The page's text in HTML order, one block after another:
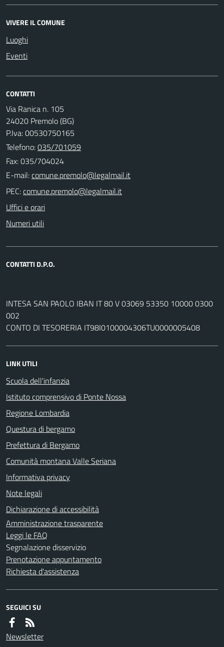
VIVERE IL COMUNE
Luoghi
Eventi
CONTATTI
Via Ranica n. 105
24020 Premolo (BG)
P.Iva: 00530750165
Telefono:035/701059
Fax: 035/704024
E-mail:
PEC:
Uffici e orari
Numeri utili
CONTATTI D.P.O.
INTESA SAN PAOLO IBAN IT 80 V 03069 53350 10000 0300
002
CONTO DI TESORERIA IT98I0100004306TU0000005408
LINK UTILI
Scuola dell'infanzia
Istituto comprensivo di Ponte Nossa
Regione Lombardia
Questura di bergamo
Prefettura di Bergamo
Comunità montana Valle Seriana
Informativa privacy
Note legali
Dichiarazione di accessibilità
Amministrazione trasparente
Leggi le FAQ
Segnalazione disservizio
Prenotazione appuntamento
Richiesta d'assistenza
SEGUICI SU
Newsletter